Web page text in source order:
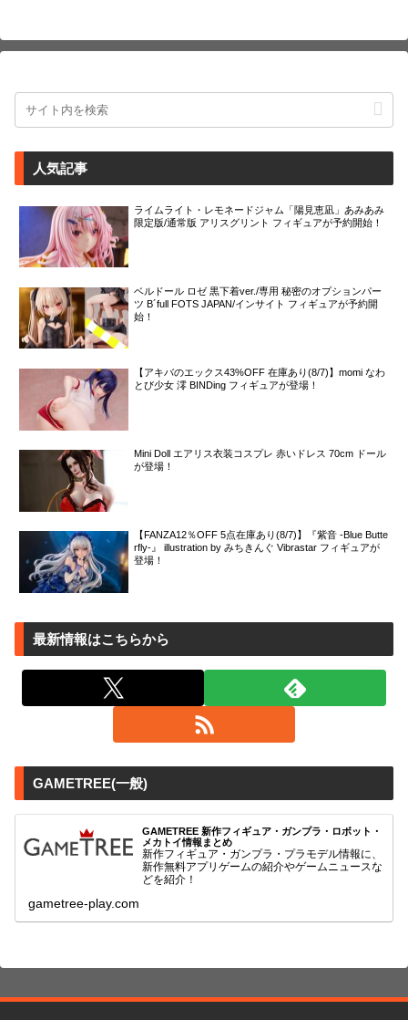
人気記事
ライムライト・レモネードジャム「陽見恵凪」あみあみ
限定版/通常版 アリスグリント フィギュアが予約開始！
ベルドール ロゼ 黒下着ver./専用 秘密のオプションパー
ツ B´full FOTS JAPAN/インサイト フィギュアが予約開
始！
【アキバのエックス43%OFF 在庫あり(8/7)】momi なわ
とび少女 澪 BINDing フィギュアが登場！
Mini Doll エアリス衣装コスプレ 赤いドレス 70cm ドール
が登場！
【FANZA12％OFF 5点在庫あり(8/7)】『紫音 -Blue Butte
rfly-』 illustration by みちきんぐ Vibrastar フィギュアが
登場！
最新情報はこちらから
GAMETREE(一般)
GAMETREE 新作フィギュア・ガンプラ・ロボット・
メカトイ情報まとめ
新作フィギュア・ガンプラ・プラモデル情報に、
新作無料アプリゲームの紹介やゲームニュースな
どを紹介！
gametree-play.com